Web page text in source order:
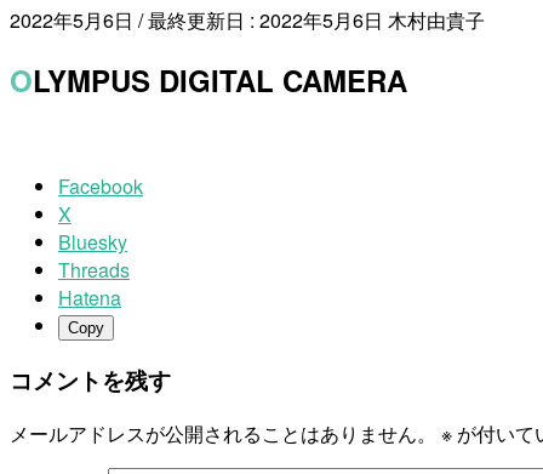
2022年5月6日 / 最終更新日 : 2022年5月6日 木村由貴子
OLYMPUS DIGITAL CAMERA
Facebook
X
Bluesky
Threads
Hatena
Copy
コメントを残す
メールアドレスが公開されることはありません。 ※ が付いて